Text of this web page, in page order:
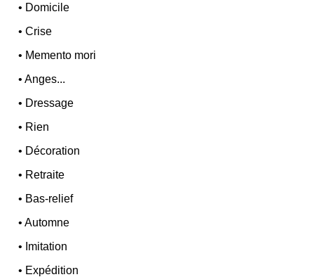
• Domicile
•Crise
• Memento mori
•Anges...
• Dressage
• Rien
• Décoration
• Retraite
• Bas-relief
•Automne
• Imitation
• Expédition